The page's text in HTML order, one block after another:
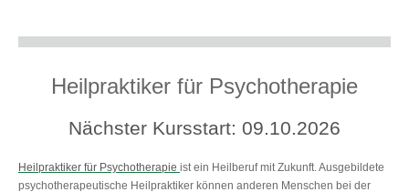
Heilpraktiker für Psychotherapie
Nächster Kursstart: 09.10.2026
Heilpraktiker für Psychotherapieist ein Heilberuf mit Zukunft. Ausgebildete
psychotherapeutische Heilpraktiker können anderen Menschen bei der